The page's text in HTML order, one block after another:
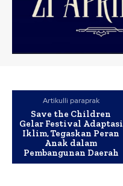
Artikulli paraprak
Save the Children
Gelar Festival Adaptasi
Iklim, Tegaskan Peran
Anak dalam
Pembangunan Daerah